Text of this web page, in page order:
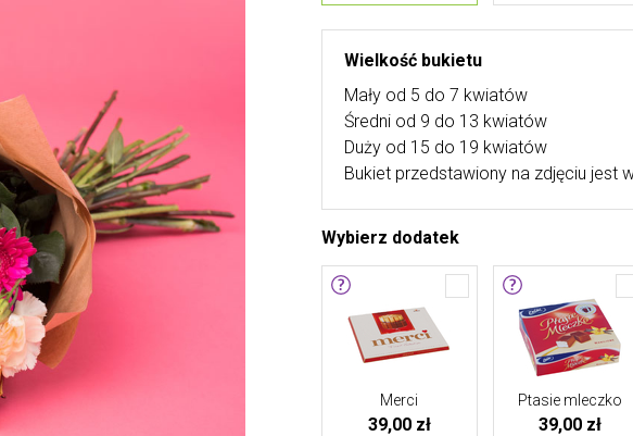
Wielkość bukietu
Mały od 5 do 7 kwiatów
Średni od 9 do 13 kwiatów
Duży od 15 do 19 kwiatów
Bukiet przedstawiony na zdjęciu jest
Wybierz dodatek
Merci
39,00 zł
Ptasie mleczko
39,00 zł